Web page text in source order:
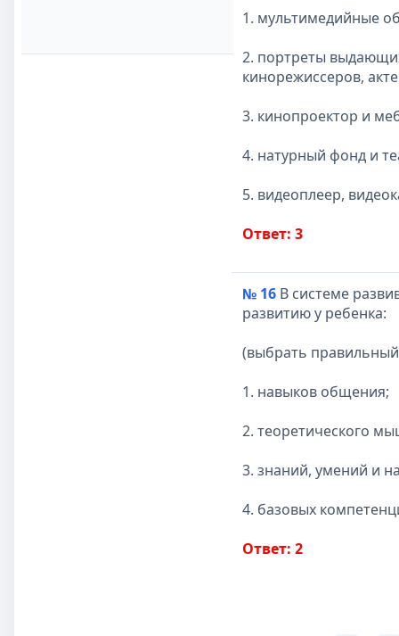
1. мультимедийные
2. портреты
кинорежиссеров,
3. кинопроектор и
4. натурный фонд и
5. видеоплеер,
Ответ: 3
№ 16 В системе
развитию у ребенка:
(выбрать
1. навыков общения;
2. теоретического
3. знаний, умений и
4. базовых
Ответ: 2